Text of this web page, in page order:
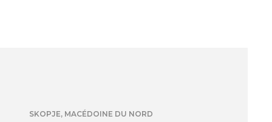
SKOPJE, MACÉDOINE DU NORD